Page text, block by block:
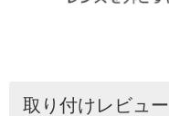
取り付けレビュー